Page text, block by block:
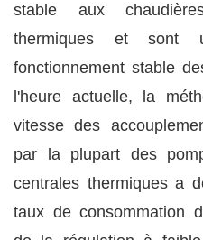
stable aux
thermiques et
fonctionnement stable
l'heure actuelle, la
vitesse des
par la plupart des
centrales thermiques a
taux de consommation